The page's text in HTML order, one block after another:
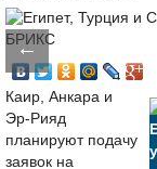
←
Каир, Анкара и
Эр-Рияд
планируют подачу
заявок на